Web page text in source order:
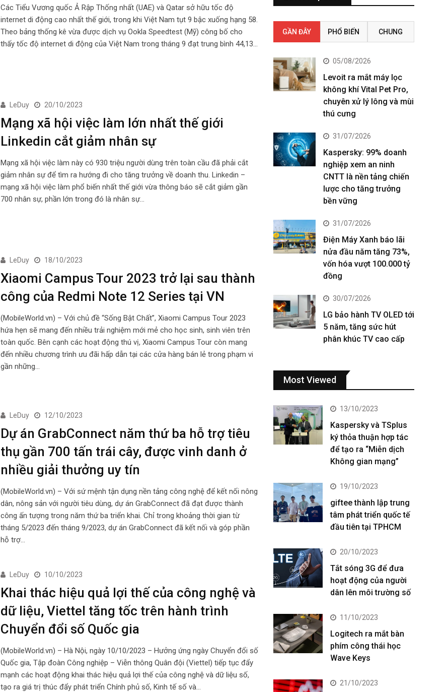
Các Tiểu Vương quốc Ả Rập Thống nhất (UAE) và Qatar sở hữu tốc độ
internet di động cao nhất thế giới, trong khi Việt Nam tụt 9 bậc xuống hạng 58.
Theo bảng thống kê vừa được dịch vụ Ookla Speedtest (Mỹ) công bố cho
thấy tốc độ internet di động của Việt Nam trong tháng 9 đạt trung bình 44,13…
LeDuy 20/10/2023
Mạng xã hội việc làm lớn nhất thế giới
Linkedin cắt giảm nhân sự
Mạng xã hội việc làm này có 930 triệu người dùng trên toàn cầu đã phải cắt
giảm nhân sự để tìm ra hướng đi cho tăng trưởng về doanh thu. Linkedin –
mạng xã hội việc làm phổ biến nhất thế giới vừa thông báo sẽ cắt giảm gần
700 nhân sự, phần lớn trong đó là nhân sự…
LeDuy 18/10/2023
Xiaomi Campus Tour 2023 trở lại sau thành
công của Redmi Note 12 Series tại VN
(MobileWorld.vn) – Với chủ đề “Sống Bật Chất”, Xiaomi Campus Tour 2023
hứa hẹn sẽ mang đến nhiều trải nghiệm mới mẻ cho học sinh, sinh viên trên
toàn quốc. Bên cạnh các hoạt động thú vị, Xiaomi Campus Tour còn mang
đến nhiều chương trình ưu đãi hấp dẫn tại các cửa hàng bán lẻ trong phạm vi
gần những…
LeDuy 12/10/2023
Dự án GrabConnect năm thứ ba hỗ trợ tiêu
thụ gần 700 tấn trái cây, được vinh danh ở
nhiều giải thưởng uy tín
(MobileWorld.vn) – Với sứ mệnh tận dụng nền tảng công nghệ để kết nối nông
dân, nông sản với người tiêu dùng, dự án GrabConnect đã đạt được thành
công ấn tượng trong năm thứ ba triển khai. Chỉ trong khoảng thời gian từ
tháng 5/2023 đến tháng 9/2023, dự án GrabConnect đã kết nối và góp phần
hỗ trợ…
LeDuy 10/10/2023
Khai thác hiệu quả lợi thế của công nghệ và
dữ liệu, Viettel tăng tốc trên hành trình
Chuyển đổi số Quốc gia
(MobileWorld.vn) – Hà Nội, ngày 10/10/2023 – Hưởng ứng ngày Chuyển đổi số
Quốc gia, Tập đoàn Công nghiệp – Viễn thông Quân đội (Viettel) tiếp tục đẩy
mạnh các hoạt động khai thác hiệu quả lợi thế của công nghệ và dữ liệu số,
tạo ra giá trị thúc đẩy phát triển Chính phủ số, Kinh tế số và…
GẦN ĐÂY PHỔ BIẾN CHUNG
05/08/2026
Levoit ra mắt máy lọc
không khí Vital Pet Pro,
chuyên xử lý lông và mùi
thú cưng
31/07/2026
Kaspersky: 99% doanh
nghiệp xem an ninh
CNTT là nền tảng chiến
lược cho tăng trưởng
bền vững
31/07/2026
Điện Máy Xanh báo lãi
nửa đầu năm tăng 73%,
vốn hóa vượt 100.000 tỷ
đồng
30/07/2026
LG bảo hành TV OLED tới
5 năm, tăng sức hút
phân khúc TV cao cấp
Most Viewed
13/10/2023
Kaspersky và TSplus
ký thỏa thuận hợp tác
để tạo ra “Miễn dịch
Không gian mạng”
19/10/2023
giftee thành lập trung
tâm phát triển quốc tế
đầu tiên tại TPHCM
20/10/2023
Tắt sóng 3G để đưa
hoạt động của người
dân lên môi trường số
11/10/2023
Logitech ra mắt bàn
phím công thái học
Wave Keys
21/10/2023